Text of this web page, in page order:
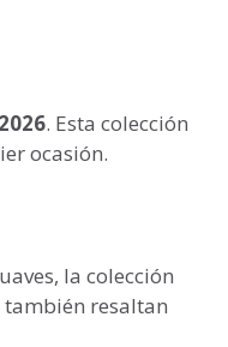
. Esta colección
ocasión.
la colección
también resaltan